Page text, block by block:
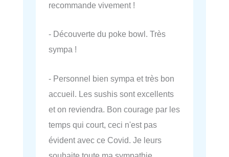
recommande vivement !
- Découverte du poke bowl. Très
sympa !
- Personnel bien sympa et très bon
accueil. Les sushis sont excellents
et on reviendra. Bon courage par les
temps qui court, ceci n'est pas
évident avec ce Covid. Je leurs